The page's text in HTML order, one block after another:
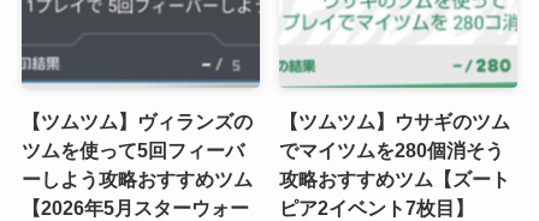
【ツムツム】ヴィランズの
ツムを使って5回フィーバ
ーしよう攻略おすすめツム
【2026年5月スターウォー
【ツムツム】ウサギのツム
でマイツムを280個消そう
攻略おすすめツム【ズート
ピア2イベント7枚目】